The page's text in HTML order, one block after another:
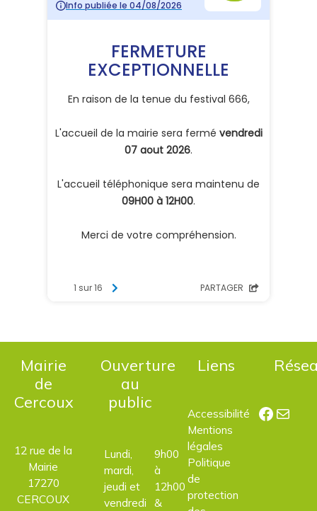
Mairie
de
Cercoux
12 rue de la
Mairie
17270
CERCOUX
Ouverture
au
public
Lundi,
mardi,
jeudi et
vendredi
9h00
à
12h00
&
Liens
Accessibilité
Mentions
légales
Politique
de
protection
E-mail